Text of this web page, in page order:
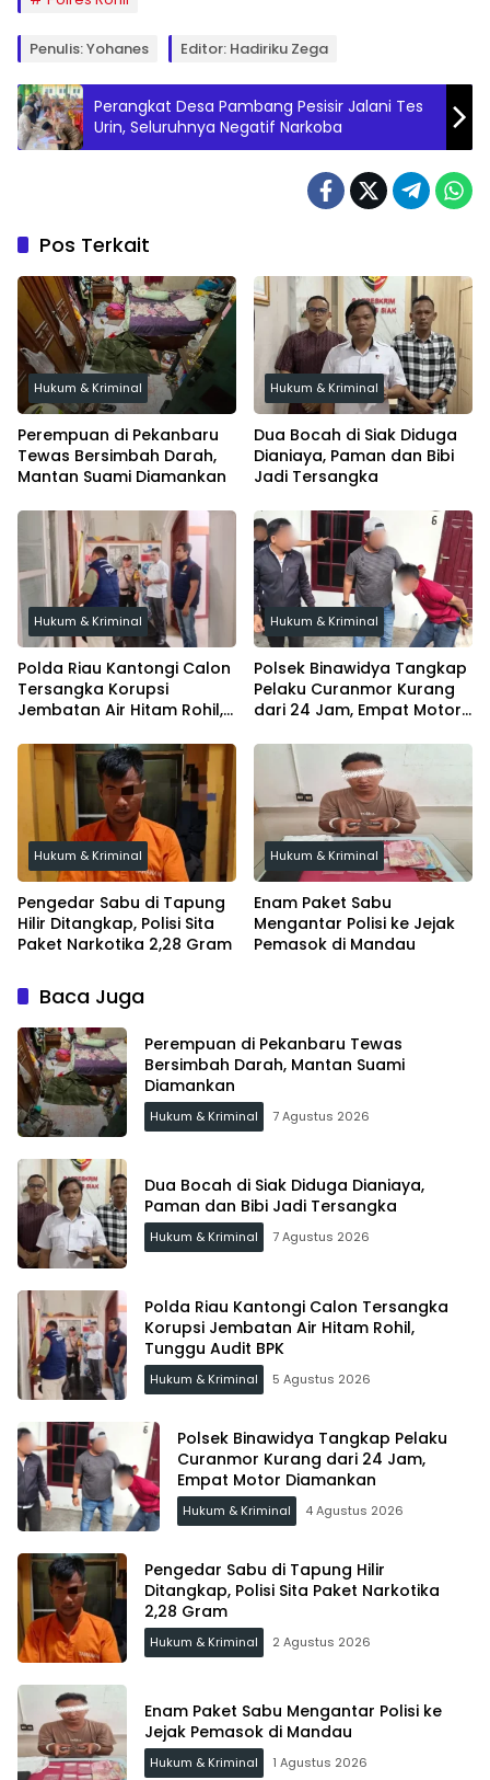
Penulis: Yohanes Editor: Hadiriku Zega
Perangkat Desa Pambang Pesisir Jalani Tes
Urin, Seluruhnya Negatif Narkoba
Pos Terkait
Hukum & Kriminal
Perempuan di Pekanbaru
Tewas Bersimbah Darah,
Mantan Suami Diamankan
Hukum & Kriminal
Dua Bocah di Siak Diduga
Dianiaya, Paman dan Bibi
Jadi Tersangka
Hukum & Kriminal
Polda Riau Kantongi Calon
Tersangka Korupsi
Jembatan Air Hitam Rohil,
Hukum & Kriminal
Polsek Binawidya Tangkap
Pelaku Curanmor Kurang
dari 24 Jam, Empat Motor
Hukum & Kriminal
Pengedar Sabu di Tapung
Hilir Ditangkap, Polisi Sita
Paket Narkotika 2,28 Gram
Hukum & Kriminal
Enam Paket Sabu
Mengantar Polisi ke Jejak
Pemasok di Mandau
Baca Juga
Perempuan di Pekanbaru Tewas
Bersimbah Darah, Mantan Suami
Diamankan
Hukum & Kriminal 7 Agustus 2026
Dua Bocah di Siak Diduga Dianiaya,
Paman dan Bibi Jadi Tersangka
Hukum & Kriminal 7 Agustus 2026
Polda Riau Kantongi Calon Tersangka
Korupsi Jembatan Air Hitam Rohil,
Tunggu Audit BPK
Hukum & Kriminal 5 Agustus 2026
Polsek Binawidya Tangkap Pelaku
Curanmor Kurang dari 24 Jam,
Empat Motor Diamankan
Hukum & Kriminal 4 Agustus 2026
Pengedar Sabu di Tapung Hilir
Ditangkap, Polisi Sita Paket Narkotika
2,28 Gram
Hukum & Kriminal 2 Agustus 2026
Enam Paket Sabu Mengantar Polisi ke
Jejak Pemasok di Mandau
Hukum & Kriminal 1 Agustus 2026